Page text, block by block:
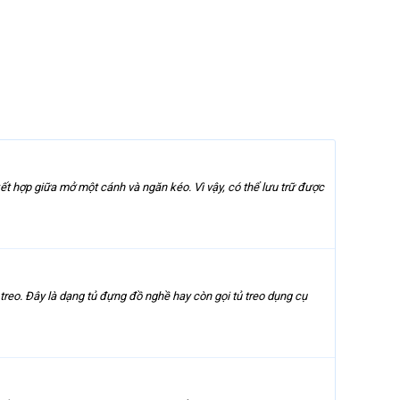
hợp giữa mở một cánh và ngăn kéo. Vì vậy, có thể lưu trữ được
Đây là dạng tủ đựng đồ nghề hay còn gọi tủ treo dụng cụ